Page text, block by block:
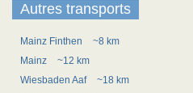
Autres transports
Mainz Finthen
~8 km
Mainz
~12 km
Wiesbaden Aaf
~18 km